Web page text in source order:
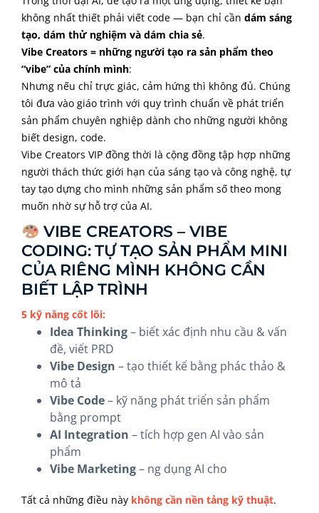
không nhất thiết phải viết code — bạn chỉ cần dám sáng
tạo, dám thử nghiệm và dám chia sẻ.
Vibe Creators = những người tạo ra sản phẩm theo
“vibe” của chính mình:
Nhưng nếu chỉ trực giác, cảm hứng thì không đủ. Chúng
tôi đưa vào giáo trình với quy trình chuẩn về phát triển
sản phẩm chuyên nghiệp dành cho những người không
biết design, code.
Vibe Creators VIP đồng thời là cộng đồng tập hợp những
người thách thức giới hạn của sáng tạo và công nghệ, tự
tay tạo dựng cho mình những sản phẩm số theo mong
muốn nhờ sự hỗ trợ của AI.
VIBE CREATORS – VIBE
CODING: TỰ TẠO SẢN PHẨM MINI
CỦA RIÊNG MÌNH KHÔNG CẦN
BIẾT LẬP TRÌNH
5 kỹ năng cốt lõi:
Idea Thinking– biết xác định nhu cầu & vấn
đề, viết PRD
Vibe Design – tạo thiết kế bằng phác thảo &
mô tả
Vibe Code– kỹ năng phát triển sản phẩm
bằng prompt
AI Integration – tích hợp gen AI vào sản
phẩm
Vibe Marketing– ng dụng AI cho
Tất cả những điều này không cần nền tảng kỹ thuật.